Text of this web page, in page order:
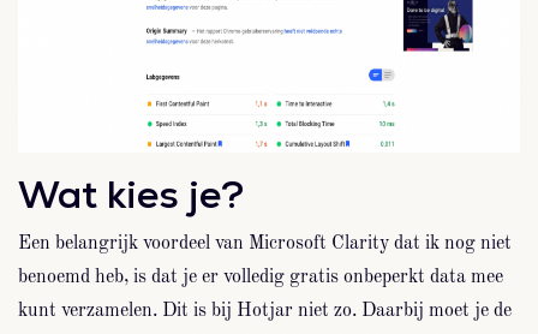
Wat kies je?
Een belangrijk voordeel van Microsoft Clarity dat ik nog niet
benoemd heb, is dat je er volledig gratis onbeperkt data mee
kunt verzamelen. Dit is bij Hotjar niet zo. Daarbij moet je de